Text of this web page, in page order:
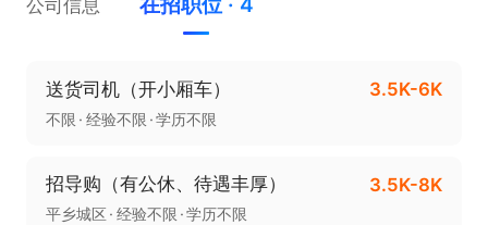
公司信息
送货司机（开小厢车） 3.5K-6K
不限 经验不限 学历不限
招导购（有公休、待遇丰厚） 3.5K-8K
平乡城区 经验不限 学历不限